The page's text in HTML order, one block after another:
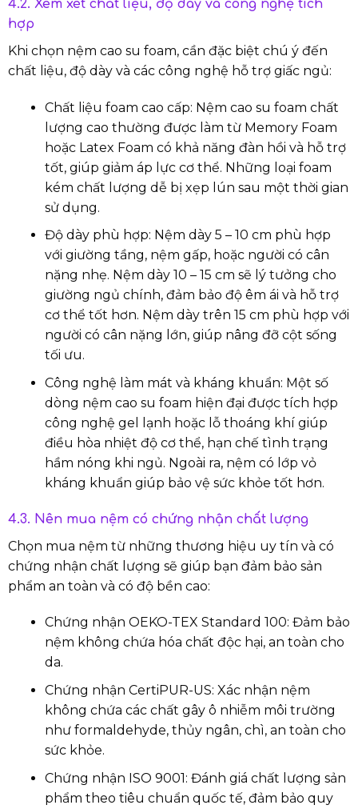
4.2. Xem xét chất liệu, độ dày và công nghệ tích
hợp
Khi chọn nệm cao su foam, cần đặc biệt chú ý đến
chất liệu, độ dày và các công nghệ hỗ trợ giấc ngủ:
Chất liệu foam cao cấp: Nệm cao su foam chất
lượng cao thường được làm từ Memory Foam
hoặc Latex Foam có khả năng đàn hồi và hỗ trợ
tốt, giúp giảm áp lực cơ thể. Những loại foam
kém chất lượng dễ bị xẹp lún sau một thời gian
sử dụng.
Độ dày phù hợp: Nệm dày 5 – 10 cm phù hợp
với giường tầng, nệm gấp, hoặc người có cân
nặng nhẹ. Nệm dày 10 – 15 cm sẽ lý tưởng cho
giường ngủ chính, đảm bảo độ êm ái và hỗ trợ
cơ thể tốt hơn. Nệm dày trên 15 cm phù hợp với
người có cân nặng lớn, giúp nâng đỡ cột sống
tối ưu.
Công nghệ làm mát và kháng khuẩn: Một số
dòng nệm cao su foam hiện đại được tích hợp
công nghệ gel lạnh hoặc lỗ thoáng khí giúp
điều hòa nhiệt độ cơ thể, hạn chế tình trạng
hầm nóng khi ngủ. Ngoài ra, nệm có lớp vỏ
kháng khuẩn giúp bảo vệ sức khỏe tốt hơn.
4.3. Nên mua nệm có chứng nhận chất lượng
Chọn mua nệm từ những thương hiệu uy tín và có
chứng nhận chất lượng sẽ giúp bạn đảm bảo sản
phẩm an toàn và có độ bền cao:
Chứng nhận OEKO-TEX Standard 100: Đảm bảo
nệm không chứa hóa chất độc hại, an toàn cho
da.
Chứng nhận CertiPUR-US: Xác nhận nệm
không chứa các chất gây ô nhiễm môi trường
như formaldehyde, thủy ngân, chì, an toàn cho
sức khỏe.
Chứng nhận ISO 9001: Đánh giá chất lượng sản
phẩm theo tiêu chuẩn quốc tế, đảm bảo quy